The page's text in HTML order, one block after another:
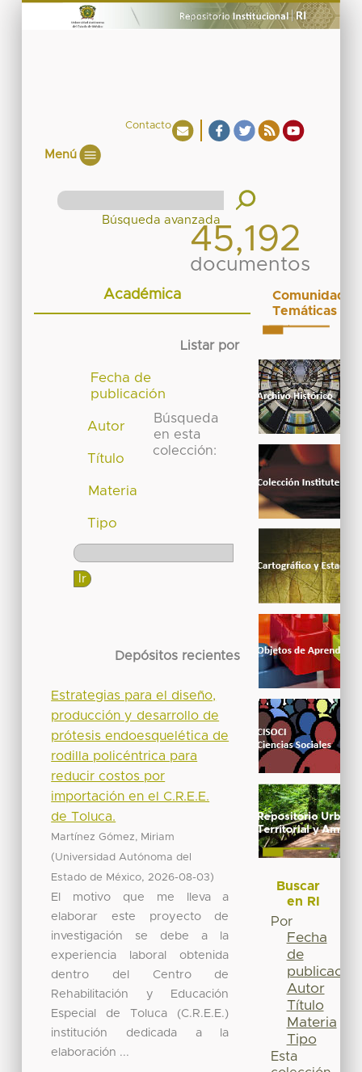
Contacto
Menú
45,192
documentos
Académica
Listar por
Fecha de
publicación
Autor
Título
Materia
Tipo
Búsqueda
en esta
colección:
Depósitos recientes
Estrategias para el diseño,
producción y desarrollo de
prótesis endoesquelética de
rodilla policéntrica para
reducir costos por
importación en el C.R.E.E.
de Toluca.
Martínez Gómez, Miriam
(Universidad Autónoma del
Estado de México, 2026-08-03)
El motivo que me lleva a
elaborar este proyecto de
investigación se debe a la
experiencia laboral obtenida
dentro del Centro de
Rehabilitación y Educación
Especial de Toluca (C.R.E.E.)
institución dedicada a la
elaboración ...
Comunidades
Temáticas
Buscar
en RI
Por
Fecha
de
publicación
Autor
Título
Materia
Tipo
Esta